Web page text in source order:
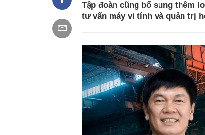
Tập đoàn cũng bổ sung thêm
tư vấn máy vi tính và quản trị